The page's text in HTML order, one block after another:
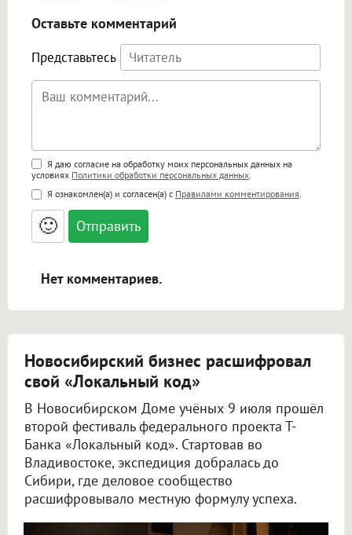
Оставьте комментарий
Представьтесь
Поддержка HTML
<b>, <strong>, <u>, <i>, <em>, <s>, <big>,
<small>, <sup>, <sub>, <pre>, <ul>, <ol>, <li>,
<blockquote>, <code> экранирует HTML,
адреса URL автоматически становятся
ссылками, и [img]адрес[/img] будет
Я даю согласие на обработку моих персональных данных на
условиях Политики обработки персональных данных.
Я ознакомлен(а) и согласен(а) с Правилами комментирования.
🙂
Нет комментариев.
Новосибирский бизнес расшифровал
свой «Локальный код»
В Новосибирском Доме учёных 9 июля прошёл
второй фестиваль федерального проекта Т-
Банка «Локальный код». Стартовав во
Владивостоке, экспедиция добралась до
Сибири, где деловое сообщество
расшифровывало местную формулу успеха.